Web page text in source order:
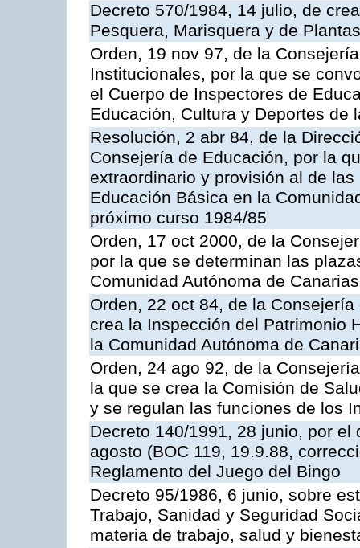
Decreto 570/1984, 14 julio, de
Pesquera, Marisquera y de
Orden, 19 nov 97, de la
Institucionales, por la que se
el Cuerpo de Inspectores de
Educación, Cultura y Deportes de
Resolución, 2 abr 84, de la
Consejería de Educación, por la
extraordinario y provisión al de
Educación Básica en la
próximo curso 1984/85
Orden, 17 oct 2000, de la
por la que se determinan las
Comunidad Autónoma de Canarias
Orden, 22 oct 84, de la
crea la Inspección del Patrimonio
la Comunidad Autónoma de
Orden, 24 ago 92, de la
la que se crea la Comisión de
y se regulan las funciones de los
Decreto 140/1991, 28 junio, por
agosto (BOC 119, 19.9.88,
Reglamento del Juego del Bingo
Decreto 95/1986, 6 junio, sobre
Trabajo, Sanidad y Seguridad
materia de trabajo, salud y